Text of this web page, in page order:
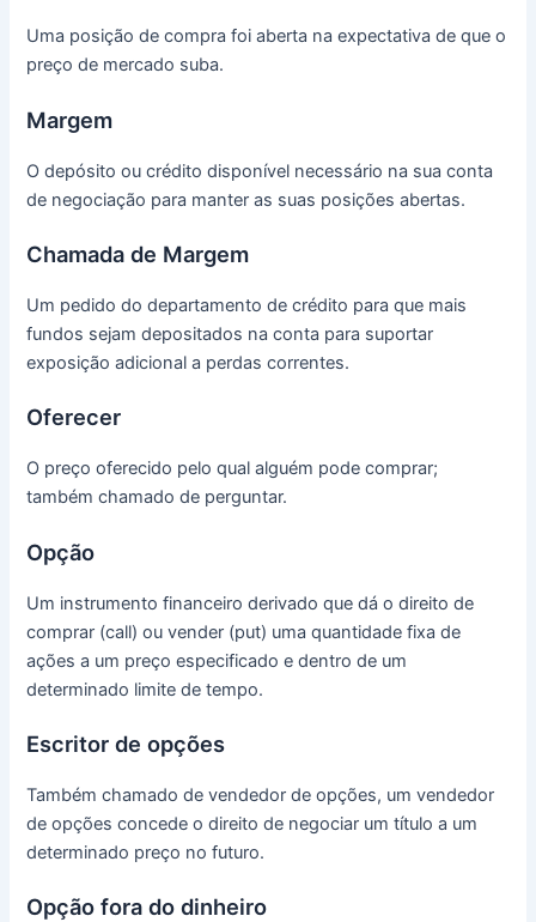
Uma posição de compra foi aberta na expectativa de que o
preço de mercado suba.
Margem
O depósito ou crédito disponível necessário na sua conta
de negociação para manter as suas posições abertas.
Chamada de Margem
Um pedido do departamento de crédito para que mais
fundos sejam depositados na conta para suportar
exposição adicional a perdas correntes.
Oferecer
O preço oferecido pelo qual alguém pode comprar;
também chamado de perguntar.
Opção
Um instrumento financeiro derivado que dá o direito de
comprar (call) ou vender (put) uma quantidade fixa de
ações a um preço especificado e dentro de um
determinado limite de tempo.
Escritor de opções
Também chamado de vendedor de opções, um vendedor
de opções concede o direito de negociar um título a um
determinado preço no futuro.
Opção fora do dinheiro